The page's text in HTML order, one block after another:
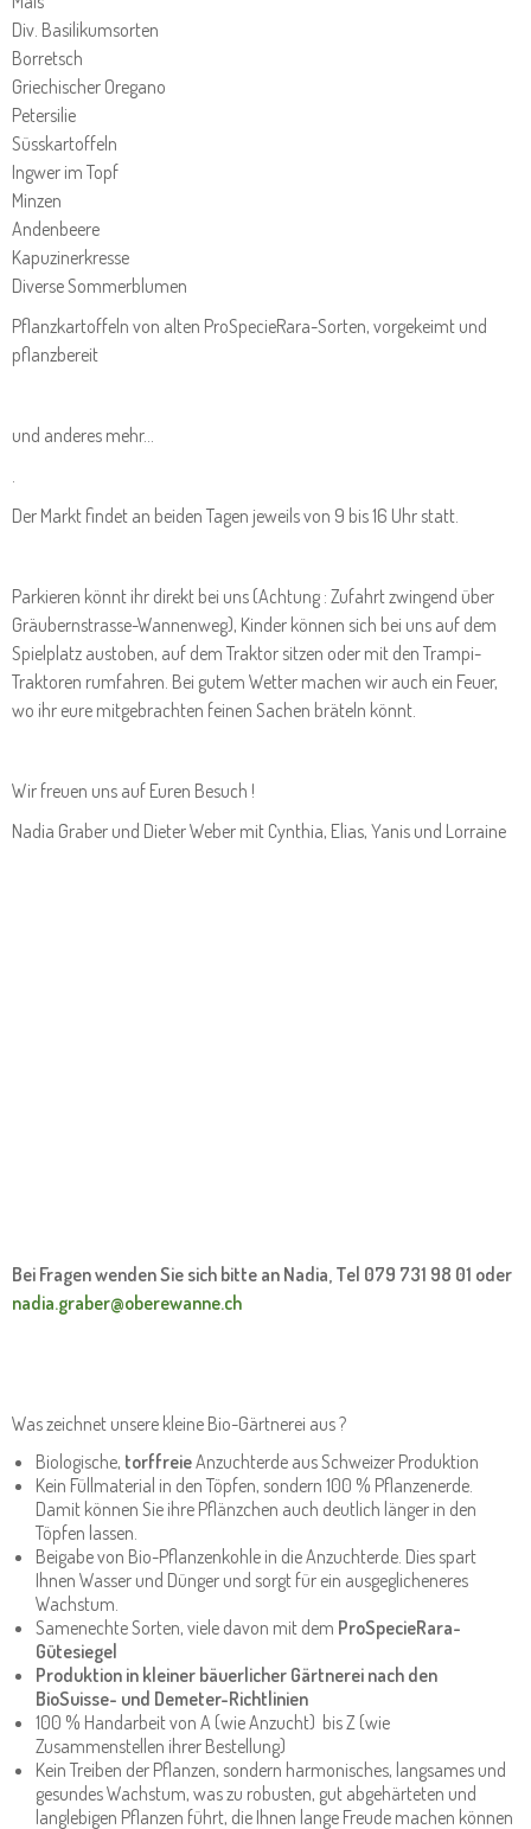
Div. Basilikumsorten
Borretsch
Griechischer Oregano
Petersilie
Süsskartoffeln
Ingwer im Topf
Minzen
Andenbeere
Kapuzinerkresse
Diverse Sommerblumen
Pflanzkartoffeln von alten ProSpecieRara-Sorten, vorgekeimt und
pflanzbereit
und anderes mehr...
Der Markt findet an beiden Tagen jeweils von 9 bis 16 Uhr statt.
Parkieren könnt ihr direkt bei uns (Achtung : Zufahrt zwingend über
Gräubernstrasse-Wannenweg), Kinder können sich bei uns auf dem
Spielplatz austoben, auf dem Traktor sitzen oder mit den Trampi-
Traktoren rumfahren. Bei gutem Wetter machen wir auch ein Feuer,
wo ihr eure mitgebrachten feinen Sachen bräteln könnt.
Wir freuen uns auf Euren Besuch !
Nadia Graber und Dieter Weber mit Cynthia, Elias, Yanis und Lorraine
Bei Fragen wenden Sie sich bitte an Nadia, Tel 079 731 98 01 oder
nadia.graber@oberewanne.ch
Was zeichnet unsere kleine Bio-Gärtnerei aus ?
Biologische, torffreieAnzuchterde aus Schweizer Produktion
Kein Füllmaterial in den Töpfen, sondern 100 % Pflanzenerde.
Damit können Sie ihre Pflänzchen auch deutlich länger in den
Töpfen lassen.
Beigabe von Bio-Pflanzenkohle in die Anzuchterde. Dies spart
Ihnen Wasser und Dünger und sorgt für ein ausgeglicheneres
Wachstum.
Samenechte Sorten, viele davon mit dem ProSpecieRara-
Gütesiegel
Produktion in kleiner bäuerlicher Gärtnerei nach den
BioSuisse- und Demeter-Richtlinien
100 % Handarbeit von A (wie Anzucht) bis Z (wie
Zusammenstellen ihrer Bestellung)
Kein Treiben der Pflanzen, sondern harmonisches, langsames und
gesundes Wachstum, was zu robusten, gut abgehärteten und
langlebigen Pflanzen führt, die Ihnen lange Freude machen können